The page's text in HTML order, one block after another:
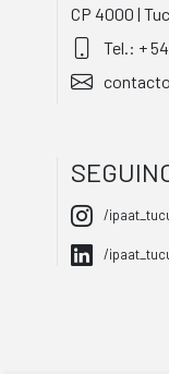
CP 4000 |
Tel.: +
/
/